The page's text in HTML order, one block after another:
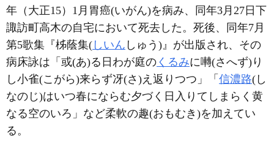
年（大正15）1月胃癌(いがん)を病み、同年3月27日下
諏訪町高木の自宅において死去した。死後、同年7月
第5歌集『柹蔭集( しいん しゅう)』が出版され、その
病床詠は「或(あ)る日わが庭の くるみに囀(さへず)り
し小雀(こがら)来らず冴(さ)え返りつつ」「 信濃路(し
なのじ)はいつ春にならむ夕づく日入りてしまらく黄
なる空のいろ」など柔軟の趣(おもむき)を加えてい
る。